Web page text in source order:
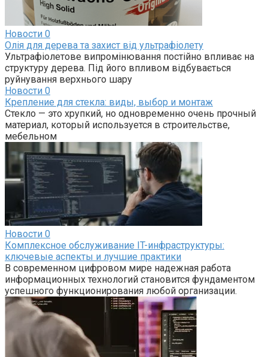
Новости 0
Олія для дерева та захист від ультрафіолету
Ультрафіолетове випромінювання постійно впливає на
структуру дерева. Під його впливом відбувається
руйнування верхнього шару
Новости 0
Крепление для стекла: виды, выбор и монтаж
Стекло — это хрупкий, но одновременно очень прочный
материал, который используется в строительстве,
мебельном
Новости 0
Комплексное обслуживание IT-инфраструктуры:
ключевые аспекты и лучшие практики
В современном цифровом мире надежная работа
информационных технологий становится фундаментом
успешного функционирования любой организации.